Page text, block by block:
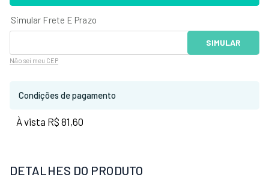
Não sei meu CEP
Condições de pagamento
À vista R$ 81,60
DETALHES DO PRODUTO